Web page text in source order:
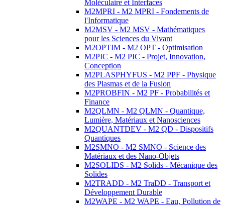
Moléculaire et Interfaces
M2MPRI - M2 MPRI - Fondements de
l'Informatique
M2MSV - M2 MSV - Mathématiques
pour les Sciences du Vivant
M2OPTIM - M2 OPT - Optimisation
M2PIC - M2 PIC - Projet, Innovation,
Conception
M2PLASPHYFUS - M2 PPF - Physique
des Plasmas et de la Fusion
M2PROBFIN - M2 PF - Probabilités et
Finance
M2QLMN - M2 QLMN - Quantique,
Lumière, Matériaux et Nanosciences
M2QUANTDEV - M2 QD - Dispositifs
Quantiques
M2SMNO - M2 SMNO - Science des
Matériaux et des Nano-Objets
M2SOLIDS - M2 Solids - Mécanique des
Solides
M2TRADD - M2 TraDD - Transport et
Développement Durable
M2WAPE - M2 WAPE - Eau, Pollution de